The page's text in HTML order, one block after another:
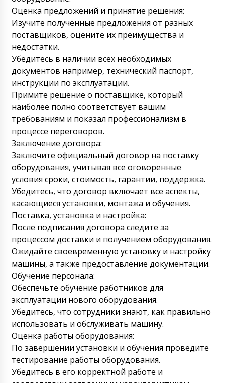
Оценка предложений и принятие решения:
Изучите полученные предложения от разных
поставщиков, оцените их преимущества и
недостатки.
Убедитесь в наличии всех необходимых
документов например, технический паспорт,
инструкции по эксплуатации.
Примите решение о поставщике, который
наиболее полно соответствует вашим
требованиям и показал профессионализм в
процессе переговоров.
Заключение договора:
Заключите официальный договор на поставку
оборудования, учитывая все оговоренные
условия сроки, стоимость, гарантии, поддержка.
Убедитесь, что договор включает все аспекты,
касающиеся установки, монтажа и обучения.
Поставка, установка и настройка:
После подписания договора следите за
процессом доставки и получением оборудования.
Ожидайте своевременную установку и настройку
машины, а также предоставление документации.
Обучение персонала:
Обеспечьте обучение работников для
эксплуатации нового оборудования.
Убедитесь, что сотрудники знают, как правильно
использовать и обслуживать машину.
Оценка работы оборудования:
По завершении установки и обучения проведите
тестирование работы оборудования.
Убедитесь в его корректной работе и
Скажите мне автоматическая капсульная
машина NJ-120 поехала ?
07/08/2026 06:20
Роман Цибульский
Гульназ, добрый день. Да, уже в
промежутке с 16:00-18:00 вы его получите.
Учитывая большой вес оборудования,
просим вас заранее позаботиться о
разгрузке автопогрузчиком. Транспортная
компания не обеспечивает выгрузку.
Только доставку по адресу.
Диляра
Ручной принтер срока годности и даты
выпуска MZ-10 до сих пор не доставили.
Водитель вчера не отвечал и сбрасывал
звонки.
07/08/2026 06:30
Роман Цибульский
Здравствуйте Диляра, Транспортная
сообщила, что как прописано в контракте
водитель точно доставит ящик к вам по
адресу. Приносим свои извинения.
07/08/2026 06:30
Айару
С кем связаться для отслеживания груза ?
Автоматическая капсульная машина NJ-40
07/08/2026 06:40
Роман Цибульский
Здравствуйте Айару, Грузы везет
транспортная компания Алеко. Наталья
координирует эту доставку. Мы с вами
свяжемся когда груз прибудет в Казахстан.